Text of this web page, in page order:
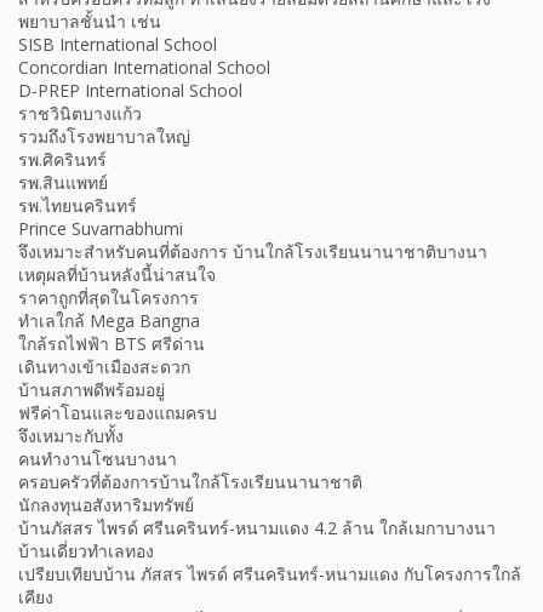
พยาบาลชั้นนำ เช่น
SISB International School
Concordian International School
D-PREP International School
ราชวินิตบางแก้ว
รวมถึงโรงพยาบาลใหญ่
รพ.ศิครินทร์
รพ.สินแพทย์
รพ.ไทยนครินทร์
Prince Suvarnabhumi
จึงเหมาะสำหรับคนที่ต้องการ บ้านใกล้โรงเรียนนานาชาติบางนา
เหตุผลที่บ้านหลังนี้น่าสนใจ
ราคาถูกที่สุดในโครงการ
ทำเลใกล้ Mega Bangna
ใกล้รถไฟฟ้า BTS ศรีด่าน
เดินทางเข้าเมืองสะดวก
บ้านสภาพดีพร้อมอยู่
ฟรีค่าโอนและของแถมครบ
จึงเหมาะกับทั้ง
คนทำงานโซนบางนา
ครอบครัวที่ต้องการบ้านใกล้โรงเรียนนานาชาติ
นักลงทุนอสังหาริมทรัพย์
บ้านภัสสร ไพรด์ ศรีนครินทร์-หนามแดง 4.2 ล้าน ใกล้เมกาบางนา
บ้านเดี่ยวทำเลทอง
เปรียบเทียบบ้าน ภัสสร ไพรด์ ศรีนครินทร์-หนามแดง กับโครงการใกล้
เคียง